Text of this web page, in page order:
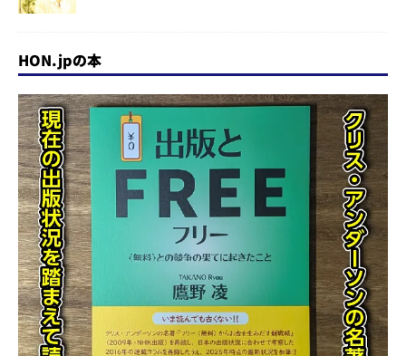
HON.jpの本